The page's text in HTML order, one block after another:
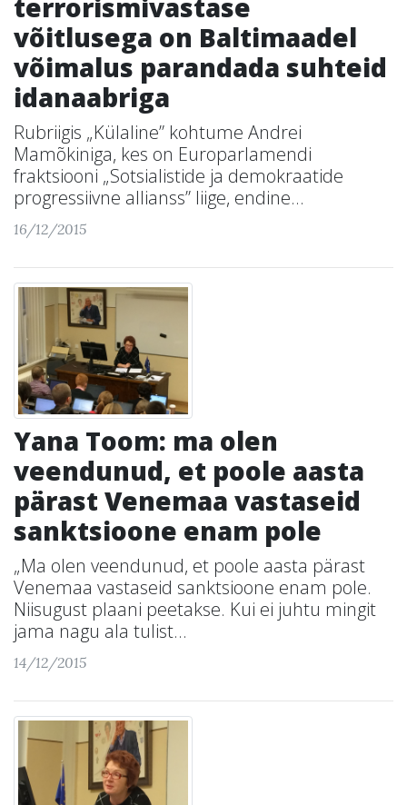
terrorismivastase
võitlusega on Baltimaadel
võimalus parandada suhteid
idanaabriga
Rubriigis „Külaline” kohtume Andrei
Mamõkiniga, kes on Europarlamendi
fraktsiooni „Sotsialistide ja demokraatide
progressiivne allianss” liige, endine...
16/12/2015
Yana Toom: ma olen
veendunud, et poole aasta
pärast Venemaa vastaseid
sanktsioone enam pole
„Ma olen veendunud, et poole aasta pärast
Venemaa vastaseid sanktsioone enam pole.
Niisugust plaani peetakse. Kui ei juhtu mingit
jama nagu ala tulist...
14/12/2015